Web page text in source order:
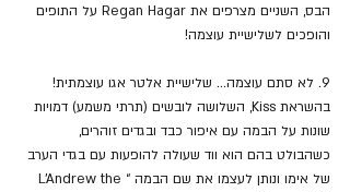
הבס, השניים מצרפים את Regan Hagar על התופים
והופכים לשלישיית עוצמה!
9. לא סתם עוצמה... שלישיית אלטר אגו עוצמתית!
בהשראת Kiss, השלושה לובשים (תרתי משמע) דמויות
שונות על הבמה עם איפור כבד ובגדים זוהרים,
כשהבולט בהם הוא ווד שעולה להופעות עם בגדי הערב
של אימו ונותן לעצמו את שם הבמה “L'Andrew the